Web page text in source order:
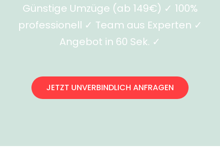
Günstige Umzüge (ab 149€) ✓ 100%
professionell ✓ Team aus Experten ✓
Angebot in 60 Sek. ✓
JETZT UNVERBINDLICH ANFRAGEN